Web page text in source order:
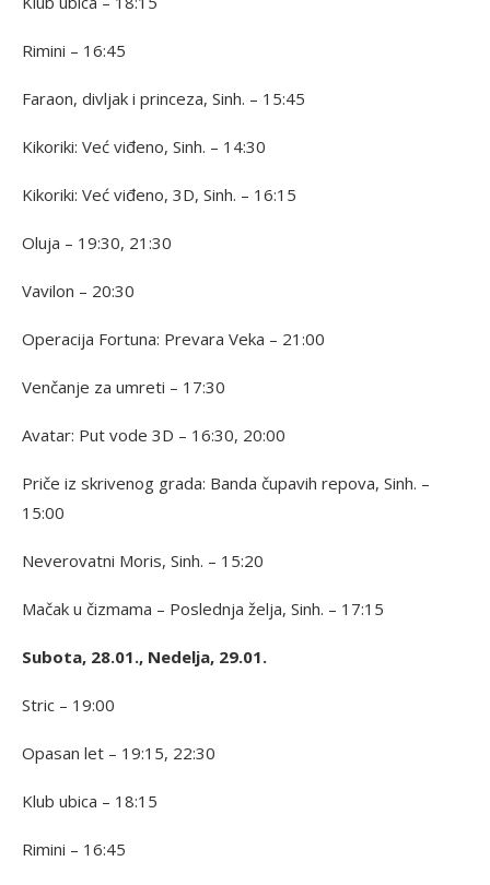
Rimini – 16:45
Faraon, divljak i princeza, Sinh. – 15:45
Kikoriki: Već viđeno, Sinh. – 14:30
Kikoriki: Već viđeno, 3D, Sinh. – 16:15
Oluja – 19:30, 21:30
Vavilon – 20:30
Operacija Fortuna: Prevara Veka – 21:00
Venčanje za umreti – 17:30
Avatar: Put vode 3D – 16:30, 20:00
Priče iz skrivenog grada: Banda čupavih repova, Sinh. –
15:00
Neverovatni Moris, Sinh. – 15:20
Mačak u čizmama – Poslednja želja, Sinh. – 17:15
Subota, 28.01., Nedelja, 29.01.
Stric – 19:00
Opasan let – 19:15, 22:30
Klub ubica – 18:15
Rimini – 16:45